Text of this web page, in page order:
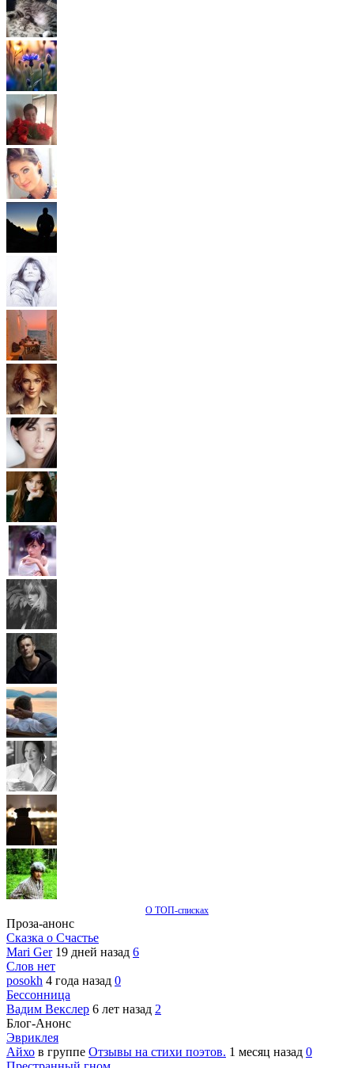
О ТОП-списках
Проза-анонс
Сказка о Счастье
Mari Ger 19 дней назад 6
Слов нет
posokh 4 года назад 0
Бессонница
Вадим Векслер 6 лет назад 2
Блог-Анонс
Эвриклея
Айхо в группе Отзывы на стихи поэтов. 1 месяц назад 0